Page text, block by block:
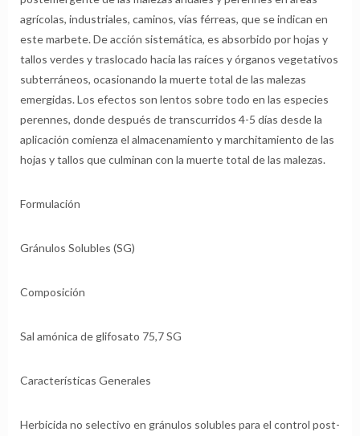
agrícolas, industriales, caminos, vías férreas, que se indican en
este marbete. De acción sistemática, es absorbido por hojas y
tallos verdes y traslocado hacia las raíces y órganos vegetativos
subterráneos, ocasionando la muerte total de las malezas
emergidas. Los efectos son lentos sobre todo en las especies
perennes, donde después de transcurridos 4-5 días desde la
aplicación comienza el almacenamiento y marchitamiento de las
hojas y tallos que culminan con la muerte total de las malezas.
Formulación
Gránulos Solubles (SG)
Composición
Sal amónica de glifosato 75,7 SG
Características Generales
Herbicida no selectivo en gránulos solubles para el control post-